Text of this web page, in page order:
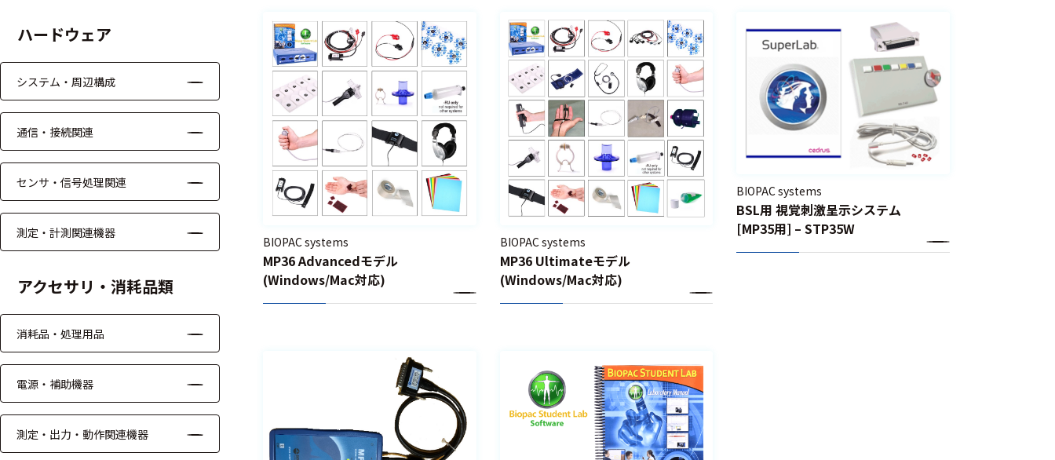
選
し
件
を
リ
ア
る
698
製
を
表
る
ハードウェア
システム・周辺構成
通信・接続関連
センサ・信号処理関連
測定・計測関連機器
アクセサリ・消耗品類
消耗品・処理用品
電源・補助機器
測定・出力・動作関連機器
BIOPAC systems
MP36 Advancedモデル
(Windows/Mac対応)
BIOPAC systems
MP36 Ultimateモデル
(Windows/Mac対応)
BIOPAC systems
BSL用 視覚刺激呈示システム
[MP35用] – STP35W